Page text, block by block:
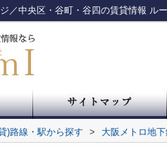
／中央区・谷町・谷四の賃貸情報 ル
)路線・駅から探す > 大阪メトロ地